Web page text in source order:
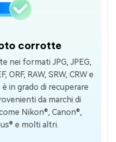
corrotte
nei formati JPG, JPEG,
ORF, RAW, SRW, CRW e
in grado di recuperare
da marchi di
Nikon®, Canon®,
e molti altri.